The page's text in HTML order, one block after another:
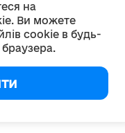
на
Ви можете
cookie в будь-